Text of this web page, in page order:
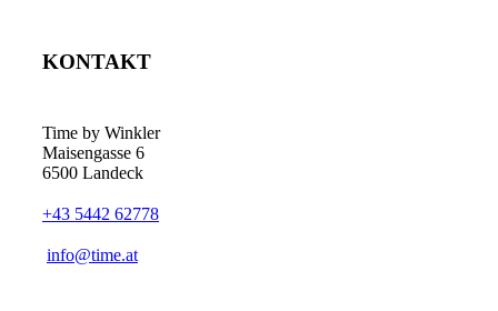
KONTAKT
Time by Winkler
Maisengasse 6
6500 Landeck
+43 5442 62778
­info@time.at